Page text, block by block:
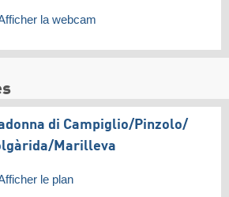
la webcam
di Campiglio/​Pinzolo/​
​Marilleva
le plan